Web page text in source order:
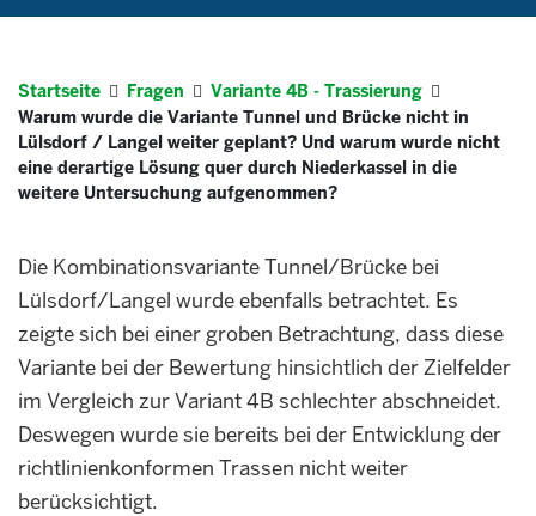
Startseite Fragen
Variante 4B - Trassierung
Warum wurde die Variante Tunnel und Brücke nicht in
Lülsdorf / Langel weiter geplant? Und warum wurde nicht
eine derartige Lösung quer durch Niederkassel in die
weitere Untersuchung aufgenommen?
Die Kombinationsvariante Tunnel/Brücke bei
Lülsdorf/Langel wurde ebenfalls betrachtet. Es
zeigte sich bei einer groben Betrachtung, dass diese
Variante bei der Bewertung hinsichtlich der Zielfelder
im Vergleich zur Variant 4B schlechter abschneidet.
Deswegen wurde sie bereits bei der Entwicklung der
richtlinienkonformen Trassen nicht weiter
berücksichtigt.